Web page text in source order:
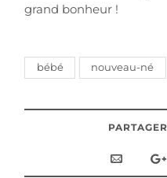
grand bonheur !
bébé nouveau-né